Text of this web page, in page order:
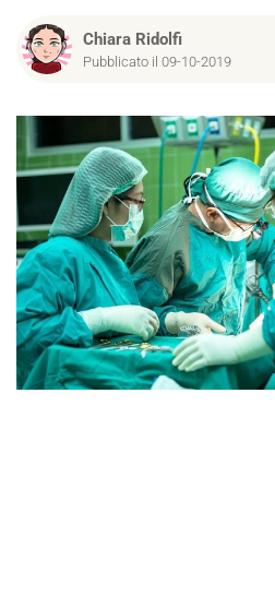
Chiara Ridolfi
Pubblicato il 09-10-2019